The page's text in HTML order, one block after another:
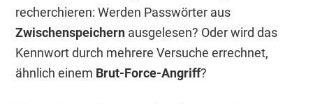
recherchieren: Werden Passwörter aus
Zwischenspeichern ausgelesen? Oder wird das
Kennwort durch mehrere Versuche errechnet,
ähnlich einem Brut-Force-Angriff?